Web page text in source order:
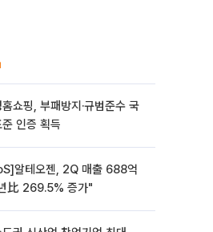
쇼핑, 부패방지·규범준수 국
인증 획득
알테오젠, 2Q 매출 688억
比 269.5% 증가"